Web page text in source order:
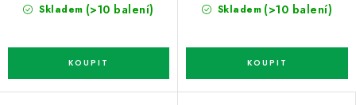
Skladem (>10 balení) Skladem (>10 balení)